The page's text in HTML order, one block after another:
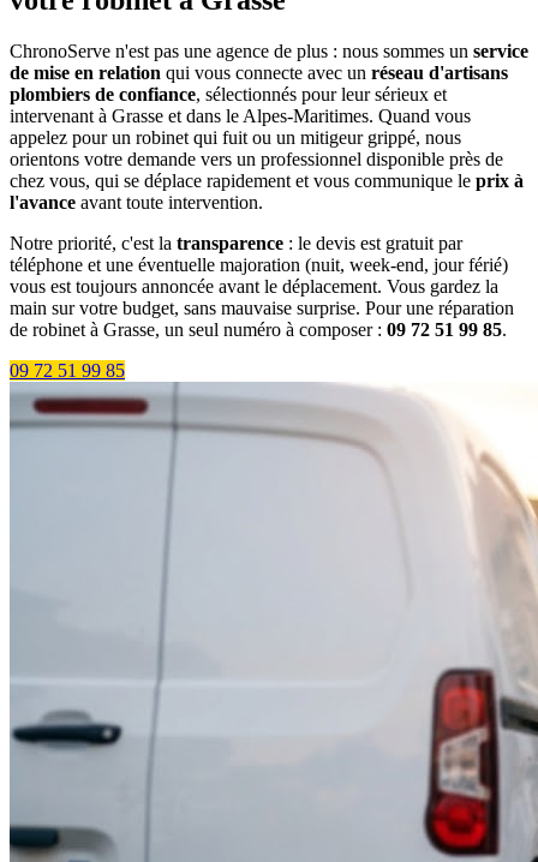
ChronoServe n'est pas une agence de plus : nous sommes un service
de mise en relation qui vous connecte avec un réseau d'artisans
plombiers de confiance, sélectionnés pour leur sérieux et
intervenant à Grasse et dans le Alpes-Maritimes. Quand vous
appelez pour un robinet qui fuit ou un mitigeur grippé, nous
orientons votre demande vers un professionnel disponible près de
chez vous, qui se déplace rapidement et vous communique le prix à
l'avance avant toute intervention.
Notre priorité, c'est la transparence : le devis est gratuit par
téléphone et une éventuelle majoration (nuit, week-end, jour férié)
vous est toujours annoncée avant le déplacement. Vous gardez la
main sur votre budget, sans mauvaise surprise. Pour une réparation
de robinet à Grasse, un seul numéro à composer : 09 72 51 99 85.
09 72 51 99 85